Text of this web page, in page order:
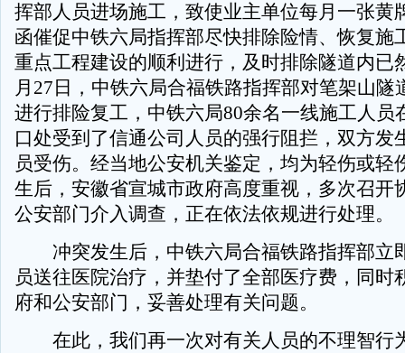
挥部人员进场施工，致使业主单位每月一张黄
函催促中铁六局指挥部尽快排除险情、恢复施
重点工程建设的顺利进行，及时排除隧道内已
月27日，中铁六局合福铁路指挥部对笔架山隧
进行排险复工，中铁六局80余名一线施工人员
口处受到了信通公司人员的强行阻拦，双方发
员受伤。经当地公安机关鉴定，均为轻伤或轻
生后，安徽省宣城市政府高度重视，多次召开
公安部门介入调查，正在依法依规进行处理。
冲突发生后，中铁六局合福铁路指挥部立
员送往医院治疗，并垫付了全部医疗费，同时
府和公安部门，妥善处理有关问题。
在此，我们再一次对有关人员的不理智行